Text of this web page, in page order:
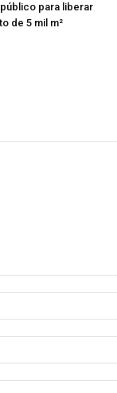
para liberar
de 5 mil m²